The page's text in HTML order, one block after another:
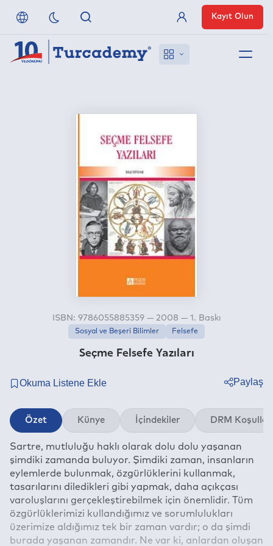
Anlaşmalı Yayınevleri
Üye Girişi
Kayıt Olun
Seçme Felsefe Yazıları
ISBN: 9786055885359 — 2008 — 1. Baskı
Sosyal ve Beşeri Bilimler Felsefe
Paylaş
Twitter
Linkedin
Whatsapp
E-mail
Özet Künye İçindekiler DRM Koşulları
Sartre, mutluluğu haklı olarak dolu dolu yaşanan
şimdiki zamanda buluyor. Şimdiki zaman, insanların
eylemlerde bulunmak, özgürlüklerini kullanmak,
tasarılarını diledikleri gibi yapmak, daha açıkçası
varoluşlarını gerçekleştirebilmek için önemlidir. Tüm
özgürlüklerimizi kullandığımız ve sorumlulukları
üzerimize aldığımız tek bir zaman vardır; o da şimdi
burada yaşanan zamandır. Ne var ki, anlardan oluşan